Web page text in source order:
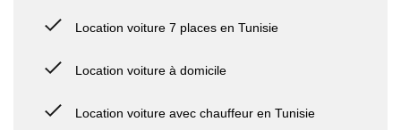
Location voiture 7 places en Tunisie
Location voiture à domicile
Location voiture avec chauffeur en Tunisie